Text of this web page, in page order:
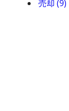
売却 (9)